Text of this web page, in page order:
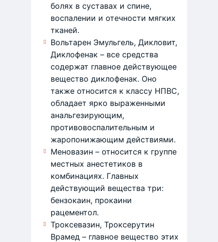
болях в суставах и спине,
воспалении и отечности мягких
тканей.
Вольтарен Эмульгель, Дикловит,
Диклофенак – все средства
содержат главное действующее
вещество диклофенак. Оно
также относится к классу НПВС,
обладает ярко выраженными
анальгезирующим,
противовоспалительным и
жаропонижающим действиями.
Меновазин – относится к группе
местных анестетиков в
комбинациях. Главных
действующий вещества три:
бензокаин, прокаини
рацементол.
Троксевазин, Троксерутин
Врамед – главное вещество этих